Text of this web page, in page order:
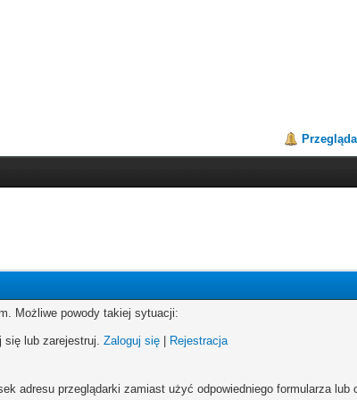
Możliwe powody takiej sytuacji:
się lub zarejestruj.Zaloguj się
Rejestracja
adresu przeglądarki zamiast użyć odpowiedniego formularza lub